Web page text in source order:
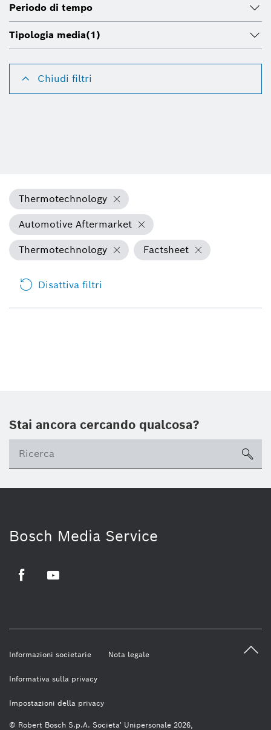
Periodo di tempo
Tipologia media(1)
Chiudi filtri
Thermotechnology
Automotive Aftermarket
Thermotechnology
Factsheet
Disattiva filtri
Stai ancora cercando qualcosa?
Bosch Media Service
© Robert Bosch S.p.A. Societa' Unipersonale 2026,
Informazioni societarie Nota legale
Informativa sulla privacy
Impostazioni della privacy